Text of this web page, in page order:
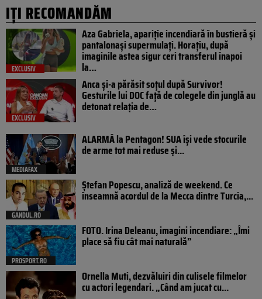
IȚI RECOMANDĂM
EXCLUSIV
Aza Gabriela, apariție incendiară în bustieră și
pantalonași supermulați. Horațiu, după
imaginile astea sigur ceri transferul înapoi
la…
EXCLUSIV
Anca și-a părăsit soțul după Survivor!
Gesturile lui DOC față de colegele din junglă au
detonat relația de…
MEDIAFAX
ALARMĂ la Pentagon! SUA își vede stocurile
de arme tot mai reduse și...
GANDUL.RO
Ștefan Popescu, analiză de weekend. Ce
înseamnă acordul de la Mecca dintre Turcia,...
PROSPORT.RO
FOTO. Irina Deleanu, imagini incendiare: „Îmi
place să fiu cât mai naturală”
Ornella Muti, dezvăluiri din culisele filmelor
cu actori legendari. „Când am jucat cu...